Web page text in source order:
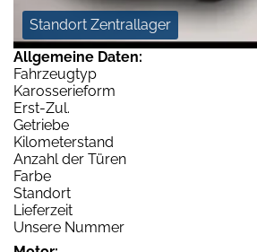
Standort Zentrallager
Allgemeine Daten:
Fahrzeugtyp
Karosserieform
Erst-Zul.
Getriebe
Kilometerstand
Anzahl der Türen
Farbe
Standort
Lieferzeit
Unsere Nummer